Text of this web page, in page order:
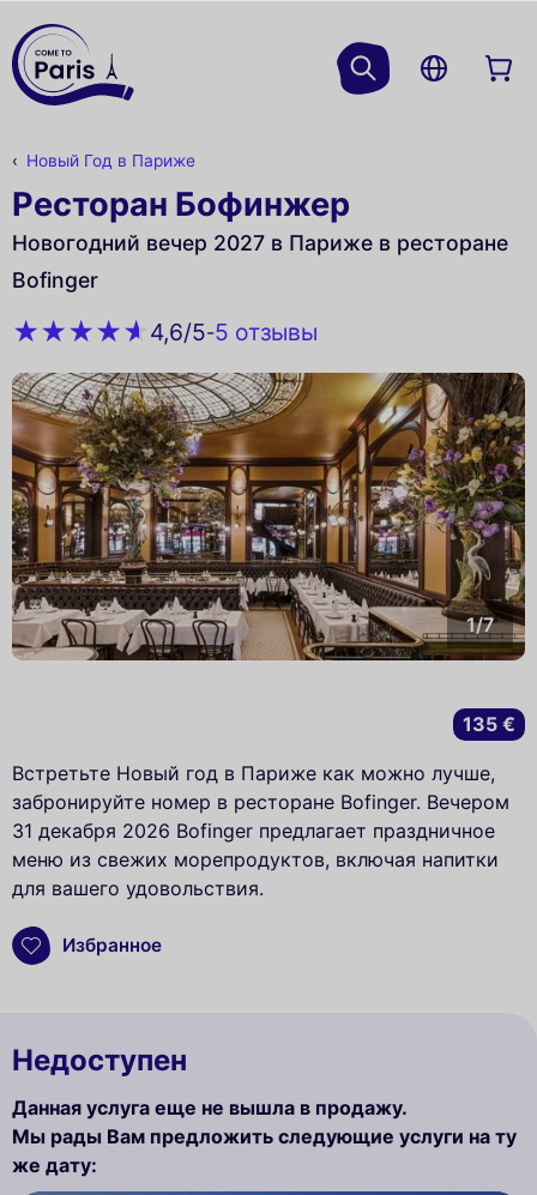
Новый Год в Париже
Ресторан Бофинжер
Новогодний вечер 2027 в Париже в ресторане
Bofinger
4,6/5-5 oтзывы
1/7
Встретьте Новый год в Париже как можно лучше,
забронируйте номер в ресторане Bofinger. Вечером
31 декабря 2026 Bofinger предлагает праздничное
меню из свежих морепродуктов, включая напитки
для вашего удовольствия.
Избранное
135 €
Недоступен
Данная услуга еще не вышла в продажу.
Мы рады Вам предложить следующие услуги на ту
же дату: